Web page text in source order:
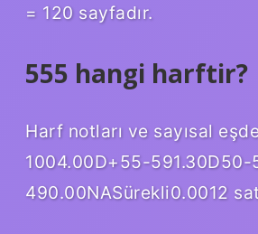
= 120 sayfadır.
555 hangi harftir?
Harf notları ve sayısal
1004.00D+55-591.30D50-
490.00NASürekli0.0012